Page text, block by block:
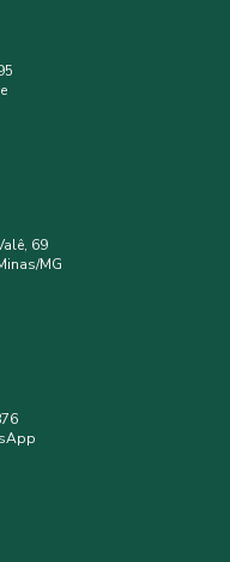
solo interpretação
rural
69
MG